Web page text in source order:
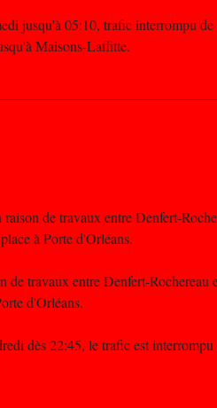
jusqu'à 05:10, trafic interrompu
Maisons-Laffitte.
de travaux entre Denfert-
à Porte d'Orléans.
de travaux entre Denfert-
d'Orléans.
dès 22:45, le trafic est